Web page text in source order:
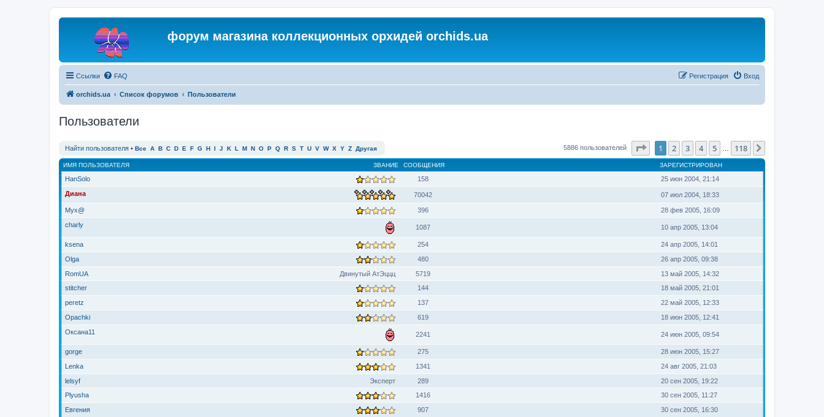
форум магазина коллекционных орхидей orchids.ua
Ссылки FAQ Вход
Регистрация
orchids.ua Список форумов Пользователи
Пользователи
Найти пользователя • Все A B C D E F G H I J K L M N O P Q R S T U V W X Y Z Другая 5886 пользователей Страница1 из 118
1 2 3 4 5 118
ЗВАНИЕ
ИМЯ ПОЛЬЗОВАТЕЛЯ СООБЩЕНИЯ ЗАРЕГИСТРИРОВАН
HanSolo 158
25 июн 2004, 21:14
Диана
70042 07 июл 2004, 18:33
Myx@ 396
28 фев 2005, 16:09
charly
1087 10 апр 2005, 13:04
ksena 254
24 апр 2005, 14:01
Olga
480
26 апр 2005, 09:38
Двинутый АтЭццц
RomUA 5719
13 май 2005, 14:32
stitcher
144
18 май 2005, 21:01
peretz
137
22 май 2005, 12:33
Opachki
619
18 июн 2005, 12:41
Оксана11
2241 24 июн 2005, 09:54
gorge 275
28 июн 2005, 15:27
Lenka
1341
24 авг 2005, 21:03
Эксперт
lelsyf 289
20 сен 2005, 19:22
Plyusha
1416
30 сен 2005, 11:27
Евгения
907
30 сен 2005, 16:30